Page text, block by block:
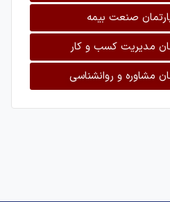
صنعت بیمه
مدیریت کسب و کار
مشاوره و روانشناسی